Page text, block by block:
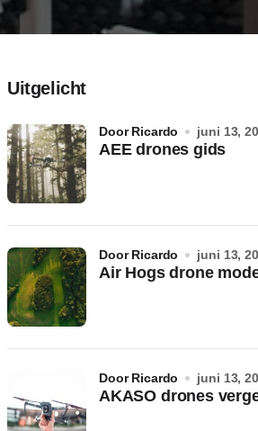
Uitgelicht
AEE drones gids
door Ricardo juni 13,
Air Hogs drone
door Ricardo juni 13,
AKASO drones
door Ricardo juni 13,